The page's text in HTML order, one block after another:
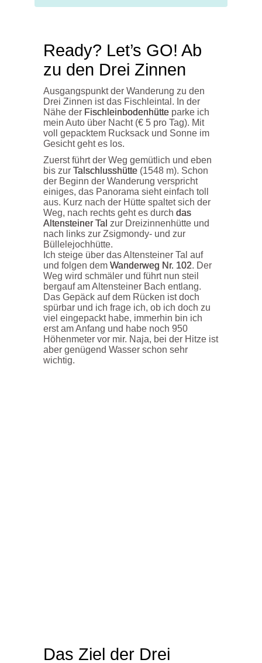
Ready? Let’s GO! Ab
zu den Drei Zinnen
Ausgangspunkt der Wanderung zu den
Drei Zinnen ist das Fischleintal. In der
Nähe der Fischleinbodenhütte parke ich
mein Auto über Nacht (€ 5 pro Tag). Mit
voll gepacktem Rucksack und Sonne im
Gesicht geht es los.
Zuerst führt der Weg gemütlich und eben
bis zur Talschlusshütte (1548 m). Schon
der Beginn der Wanderung verspricht
einiges, das Panorama sieht einfach toll
aus. Kurz nach der Hütte spaltet sich der
Weg, nach rechts geht es durch das
Altensteiner Tal zur Dreizinnenhütte und
nach links zur Zsigmondy- und zur
Büllelejochhütte.
Ich steige über das Altensteiner Tal auf
und folgen dem Wanderweg Nr. 102. Der
Weg wird schmäler und führt nun steil
bergauf am Altensteiner Bach entlang.
Das Gepäck auf dem Rücken ist doch
spürbar und ich frage ich, ob ich doch zu
viel eingepackt habe, immerhin bin ich
erst am Anfang und habe noch 950
Höhenmeter vor mir. Naja, bei der Hitze ist
aber genügend Wasser schon sehr
wichtig.
Das Ziel der Drei